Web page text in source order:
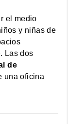
el medio
y niñas de
Las dos
de
una oficina